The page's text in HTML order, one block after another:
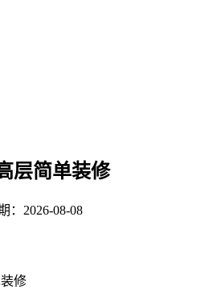
层简单装修
：2026-08-08
修